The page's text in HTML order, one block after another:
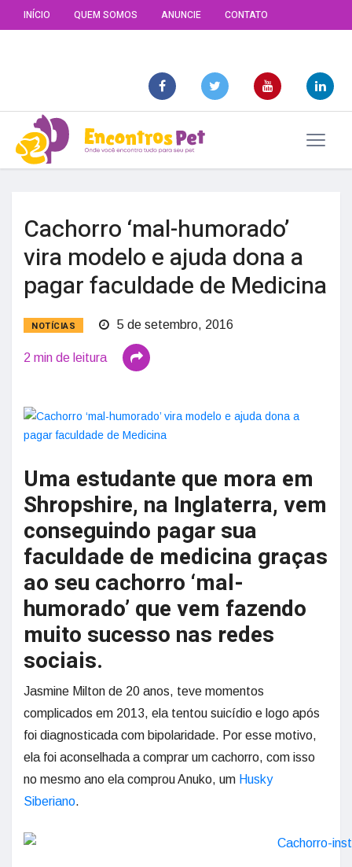
INÍCIO QUEM SOMOS ANUNCIE CONTATO
Cachorro ‘mal-humorado’
vira modelo e ajuda dona a
pagar faculdade de Medicina
NOTÍCIAS 5 de setembro, 2016
2 min de leitura
Uma estudante que mora em
Shropshire, na Inglaterra, vem
conseguindo pagar sua
faculdade de medicina graças
ao seu cachorro ‘mal-
humorado’ que vem fazendo
muito sucesso nas redes
sociais.
Jasmine Milton de 20 anos, teve momentos
complicados em 2013, ela tentou suicídio e logo após
foi diagnosticada com bipolaridade. Por esse motivo,
ela foi aconselhada a comprar um cachorro, com isso
no mesmo ano ela comprou Anuko, um Husky
Siberiano.